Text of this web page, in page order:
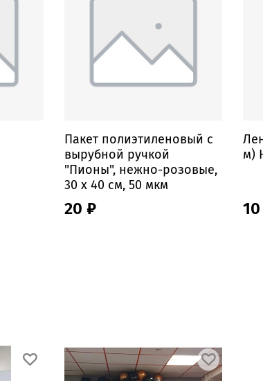
Пакет полиэтиленовый с
вырубной ручкой
"Пионы", нежно-розовые,
30 х 40 см, 50 мкм
20 ₽
м)